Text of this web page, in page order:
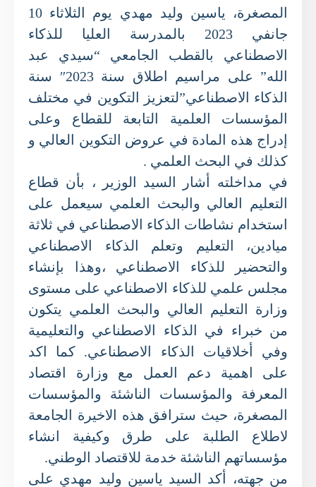
المصغرة، ياسين وليد مهدي يوم الثلاثاء 10
جانفي 2023 بالمدرسة العليا للذكاء
الاصطناعي بالقطب الجامعي “سيدي عبد
الله” على مراسيم اطلاق سنة 2023″ سنة
الذكاء الاصطناعي”لتعزيز التكوين في مختلف
المؤسسات العلمية التابعة للقطاع وعلى
إدراج هذه المادة في عروض التكوين العالي و
كذلك في البحث العلمي .
في مداخلته أشار السيد الوزير ، بأن قطاع
التعليم العالي والبحث العلمي سيعمل على
استخدام نشاطات الذكاء الاصطناعي في ثلاثة
ميادين، التعليم وتعلم الذكاء الاصطناعي
والتحضير للذكاء الاصطناعي ،وهذا بإنشاء
مجلس علمي للذكاء الاصطناعي على مستوى
وزارة التعليم العالي والبحث العلمي يتكون
من خبراء في الذكاء الاصطناعي والتعليمية
وفي أخلاقيات الذكاء الاصطناعي. كما اكد
على اهمية دعم العمل مع وزارة اقتصاد
المعرفة والمؤسسات الناشئة والمؤسسات
المصغرة، حيث سترافق هذه الاخيرة الجامعة
لاطلاع الطلبة على طرق وكيفية انشاء
مؤسساتهم الناشئة خدمة للاقتصاد الوطني.
من جهته، أكد السيد ياسين وليد مهدي على